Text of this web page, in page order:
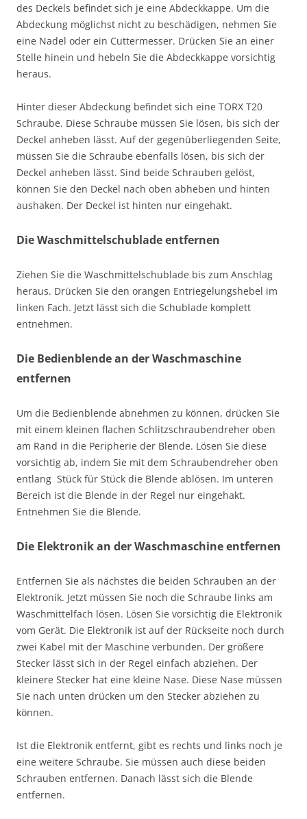
des Deckels befindet sich je eine Abdeckkappe. Um die
Abdeckung möglichst nicht zu beschädigen, nehmen Sie
eine Nadel oder ein Cuttermesser. Drücken Sie an einer
Stelle hinein und hebeln Sie die Abdeckkappe vorsichtig
heraus.
Hinter dieser Abdeckung befindet sich eine TORX T20
Schraube. Diese Schraube müssen Sie lösen, bis sich der
Deckel anheben lässt. Auf der gegenüberliegenden Seite,
müssen Sie die Schraube ebenfalls lösen, bis sich der
Deckel anheben lässt. Sind beide Schrauben gelöst,
können Sie den Deckel nach oben abheben und hinten
aushaken. Der Deckel ist hinten nur eingehakt.
Die Waschmittelschublade entfernen
Ziehen Sie die Waschmittelschublade bis zum Anschlag
heraus. Drücken Sie den orangen Entriegelungshebel im
linken Fach. Jetzt lässt sich die Schublade komplett
entnehmen.
Die Bedienblende an der Waschmaschine
entfernen
Um die Bedienblende abnehmen zu können, drücken Sie
mit einem kleinen flachen Schlitzschraubendreher oben
am Rand in die Peripherie der Blende. Lösen Sie diese
vorsichtig ab, indem Sie mit dem Schraubendreher oben
entlang Stück für Stück die Blende ablösen. Im unteren
Bereich ist die Blende in der Regel nur eingehakt.
Entnehmen Sie die Blende.
Die Elektronik an der Waschmaschine entfernen
Entfernen Sie als nächstes die beiden Schrauben an der
Elektronik. Jetzt müssen Sie noch die Schraube links am
Waschmittelfach lösen. Lösen Sie vorsichtig die Elektronik
vom Gerät. Die Elektronik ist auf der Rückseite noch durch
zwei Kabel mit der Maschine verbunden. Der größere
Stecker lässt sich in der Regel einfach abziehen. Der
kleinere Stecker hat eine kleine Nase. Diese Nase müssen
Sie nach unten drücken um den Stecker abziehen zu
können.
Ist die Elektronik entfernt, gibt es rechts und links noch je
eine weitere Schraube. Sie müssen auch diese beiden
Schrauben entfernen. Danach lässt sich die Blende
entfernen.